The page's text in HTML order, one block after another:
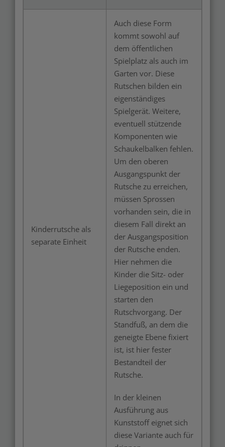
Kinderrutsche als
separate Einheit
Auch diese Form
kommt sowohl auf
dem öffentlichen
Spielplatz als auch im
Garten vor. Diese
Rutschen bilden ein
eigenständiges
Spielgerät. Weitere,
eventuell stützende
Komponenten wie
Schaukelbalken fehlen.
Um den oberen
Ausgangspunkt der
Rutsche zu erreichen,
müssen Sprossen
vorhanden sein, die in
diesem Fall direkt an
der Ausgangsposition
der Rutsche enden.
Hier nehmen die
Kinder die Sitz- oder
Liegeposition ein und
starten den
Rutschvorgang. Der
Standfuß, an dem die
geneigte Ebene fixiert
ist, ist hier fester
Bestandteil der
Rutsche.
In der kleinen
Ausführung aus
Kunststoff eignet sich
diese Variante auch für